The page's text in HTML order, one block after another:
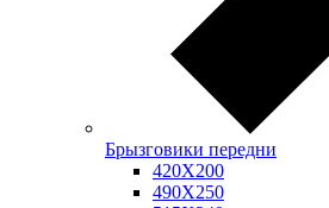
Брызговики передни
420Х200
490Х250